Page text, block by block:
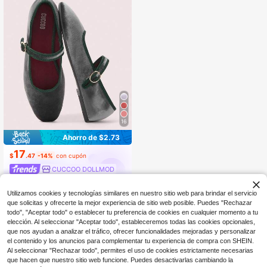
16
Ahorro de $2.73
$17.47 -14% con cupón
CUCCOO DOLLMOD
Mostrar artículos similares con stock Ver todo
Utilizamos cookies y tecnologías similares en nuestro sitio web para brindar el servicio
que solicitas y ofrecerte la mejor experiencia de sitio web posible. Puedes "Rechazar
todo", "Aceptar todo" o establecer tu preferencia de cookies en cualquier momento a tu
elección. Al seleccionar "Aceptar todo", estableceremos todas las cookies opcionales,
que nos ayudan a analizar el tráfico, ofrecer funcionalidades mejoradas y personalizar
el contenido y los anuncios para complementar tu experiencia de compra con SHEIN.
Al seleccionar "Rechazar todo", permites el uso de cookies estrictamente necesarias
que hacen que nuestro sitio web funcione. Puedes desactivarlas cambiando la